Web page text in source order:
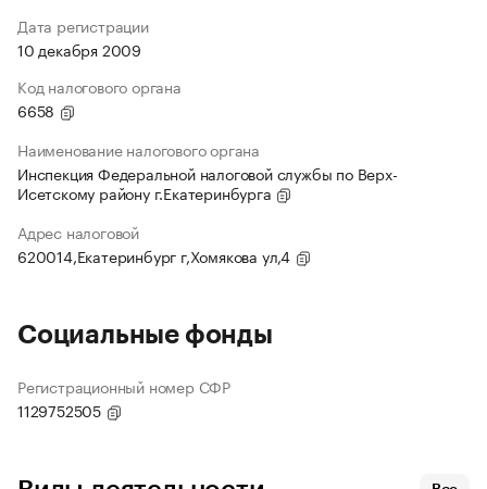
Дата регистрации
10 декабря 2009
Код налогового органа
6658
Наименование налогового органа
Инспекция Федеральной налоговой службы по Верх-
Исетскому району г.Екатеринбурга
Адрес налоговой
620014,Екатеринбург г,Хомякова ул,4
Социальные фонды
Регистрационный номер СФР
1129752505